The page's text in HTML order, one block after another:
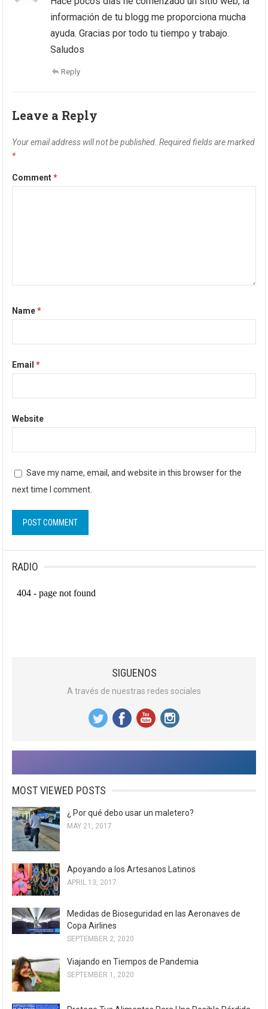
información de tu blogg me proporciona mucha
ayuda. Gracias por todo tu tiempo y trabajo.
Saludos
Reply
Leave a Reply
Your email address will not be published. Required fields are marked
*
Comment*
Name*
Email*
Website
Save my name, email, and website in this browser for the
next time I comment.
RADIO
SIGUENOS
A través de nuestras redes sociales
MOST VIEWED POSTS
¿ Por qué debo usar un maletero?
MAY 21, 2017
Apoyando a los Artesanos Latinos
APRIL 13, 2017
Medidas de Bioseguridad en las Aeronaves de
Copa Airlines
SEPTEMBER 2, 2020
Viajando en Tiempos de Pandemia
SEPTEMBER 1, 2020